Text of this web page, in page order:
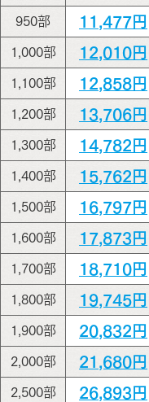
950部 11,477円
1,000部 12,010円
1,100部 12,858円
1,200部 13,706円
1,300部 14,782円
1,400部 15,762円
1,500部 16,797円
1,600部 17,873円
1,700部 18,710円
1,800部 19,745円
1,900部 20,832円
2,000部 21,680円
2,500部 26,893円